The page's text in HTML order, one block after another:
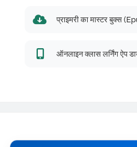
प्राइमरी का मास्टर बुक्स
ऑनलाइन क्लास लर्निंग ऐप